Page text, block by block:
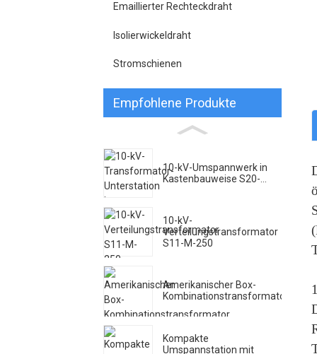
Emaillierter Rechteckdraht
Isolierwickeldraht
Stromschienen
Empfohlene Produkte
10-kV-Umspannwerk in
Kastenbauweise S20-...
10-kV-
Verteilungstransformator
S11-M-250
Amerikanischer Box-
Kombinationstransformator
Kompakte
Umspannstation mit